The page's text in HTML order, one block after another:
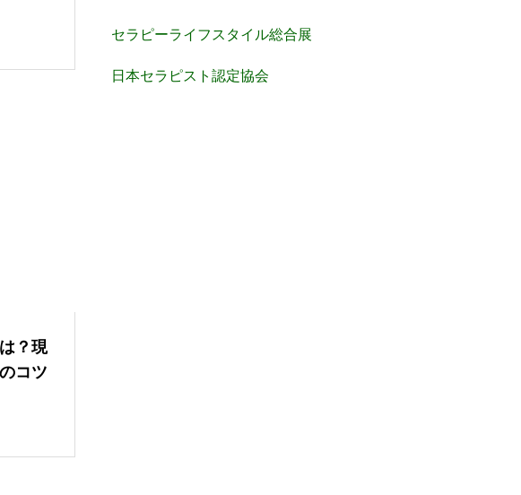
？現
コツ
セラピーライフスタイル総合展
日本セラピスト認定協会